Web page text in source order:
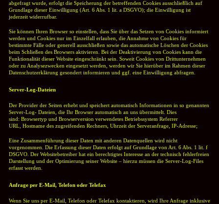
abgefragt wurde, erfolgt die Speicherung der betreffenden Cookies ausschließlich auf
Grundlage dieser Einwilligung (Art. 6 Abs. 1 lit. a DSGVO); die Einwilligung ist
jederzeit widerrufbar.
Sie können Ihren Browser so einstellen, dass Sie über das Setzen von Cookies informiert
werden und Cookies nur im Einzelfall erlauben, die Annahme von Cookies für
bestimmte Fälle oder generell ausschließen sowie das automatische Löschen der Cookies
beim Schließen des Browsers aktivieren. Bei der Deaktivierung von Cookies kann die
Funktionalität dieser Website eingeschränkt sein. Soweit Cookies von Drittunternehmen
oder zu Analysezwecken eingesetzt werden, werden wir Sie hierüber im Rahmen dieser
Datenschutzerklärung gesondert informieren und ggf. eine Einwilligung abfragen.
Server-Log-Dateien
Der Provider der Seiten erhebt und speichert automatisch Informationen in so genannten
Server-Log- Dateien, die Ihr Browser automatisch an uns übermittelt. Dies
sind: Browsertyp und Browserversion verwendetes Betriebssystem Referrer
URL, Hostname des zugreifenden Rechners, Uhrzeit der Serveranfrage, IP-Adresse;
Eine Zusammenführung dieser Daten mit anderen Datenquellen wird nicht
vorgenommen. Die Erfassung dieser Daten erfolgt auf Grundlage von Art. 6 Abs. 1 lit. f
DSGVO. Der Websitebetreiber hat ein berechtigtes Interesse an der technisch fehlerfreien
Darstellung und der Optimierung seiner Website – hierzu müssen die Server-Log-Files
erfasst werden.
Anfrage per E-Mail, Telefon oder Telefax
Wenn Sie uns per E-Mail, Telefon oder Telefax kontaktieren, wird Ihre Anfrage inklusive